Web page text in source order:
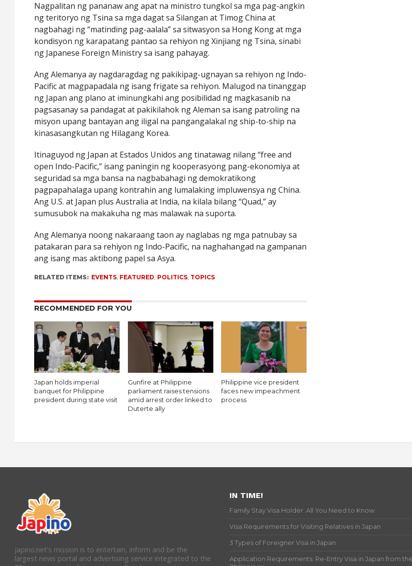
Nagpalitan ng pananaw ang apat na ministro tungkol sa mga pag-angkin
ng teritoryo ng Tsina sa mga dagat sa Silangan at Timog China at
nagbahagi ng “matinding pag-aalala” sa sitwasyon sa Hong Kong at mga
kondisyon ng karapatang pantao sa rehiyon ng Xinjiang ng Tsina, sinabi
ng Japanese Foreign Ministry sa isang pahayag.
Ang Alemanya ay nagdaragdag ng pakikipag-ugnayan sa rehiyon ng Indo-
Pacific at magpapadala ng isang frigate sa rehiyon. Malugod na tinanggap
ng Japan ang plano at iminungkahi ang posibilidad ng magkasanib na
pagsasanay sa pandagat at pakikilahok ng Aleman sa isang patroling na
misyon upang bantayan ang iligal na pangangalakal ng ship-to-ship na
kinasasangkutan ng Hilagang Korea.
Itinaguyod ng Japan at Estados Unidos ang tinatawag nilang “free and
open Indo-Pacific,” isang paningin ng kooperasyong pang-ekonomiya at
seguridad sa mga bansa na nagbabahagi ng demokratikong
pagpapahalaga upang kontrahin ang lumalaking impluwensya ng China.
Ang U.S. at Japan plus Australia at India, na kilala bilang “Quad,” ay
sumusubok na makakuha ng mas malawak na suporta.
Ang Alemanya noong nakaraang taon ay naglabas ng mga patnubay sa
patakaran para sa rehiyon ng Indo-Pacific, na naghahangad na gampanan
ang isang mas aktibong papel sa Asya.
RELATED ITEMS: EVENTS, FEATURED, POLITICS, TOPICS
RECOMMENDED FOR YOU
Japan holds imperial
banquet for Philippine
president during state visit
Gunfire at Philippine
parliament raises tensions
amid arrest order linked to
Duterte ally
Philippine vice president
faces new impeachment
process
Japino.net's mission is to entertain, inform and be the
largest news portal and advertising service integrated to the
IN TIME!
Family Stay Visa Holder: All You Need to Know
Visa Requirements for Visiting Relatives in Japan
3 Types of Foreigner Visa in Japan
Application Requirements: Re-Entry Visa in Japan from the